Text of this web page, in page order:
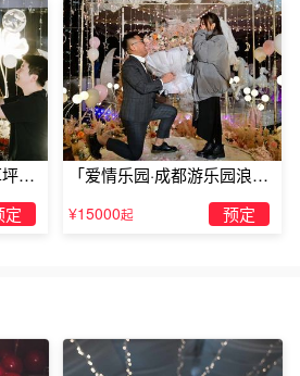
理康悦居客栈
族民居装修。客房温馨舒适，是您
店适合求婚的全部内容，想了解更
浪
定
「爱情乐园·成都游乐园浪漫
求婚」
¥15000起 预定